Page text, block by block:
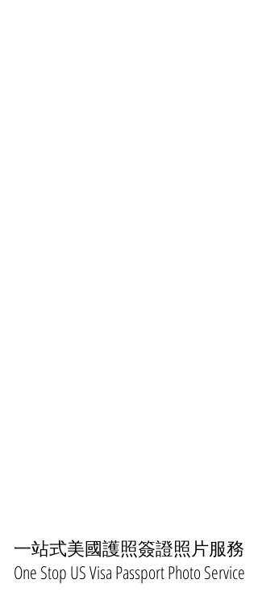
一站式美國護照簽證照片服務
​One Stop US Visa Passport Photo Service